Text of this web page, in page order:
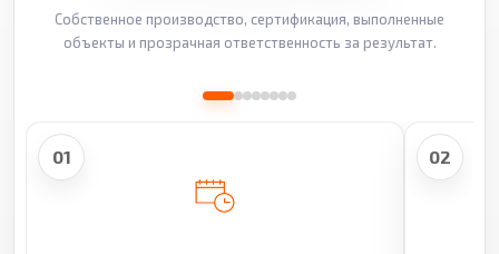
Собственное производство, сертификация, выполненные
объекты и прозрачная ответственность за результат.
01 02